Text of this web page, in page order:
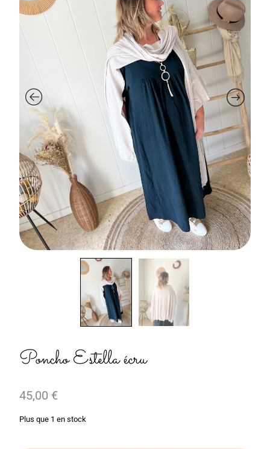
Poncho Estella écru
45,00 €
Plus que 1 en stock